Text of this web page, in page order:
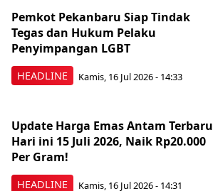
HEADLINE
Pemkot Pekanbaru Siap Tindak
Tegas dan Hukum Pelaku
Penyimpangan LGBT
Kamis, 16 Jul 2026 - 14:33
HEADLINE
Update Harga Emas Antam Terbaru
Hari ini 15 Juli 2026, Naik Rp20.000
Per Gram!
Kamis, 16 Jul 2026 - 14:31